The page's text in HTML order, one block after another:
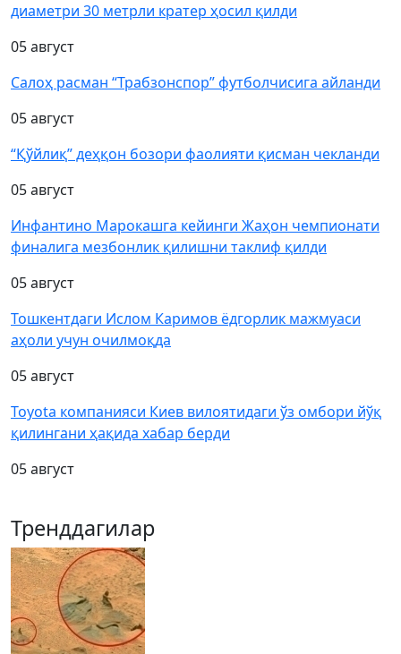
диаметри 30 метрли кратер ҳосил қилди
05 август
Салоҳ расман “Трабзонспор” футболчисига айланди
05 август
“Қўйлиқ” деҳқон бозори фаолияти қисман чекланди
05 август
Инфантино Марокашга кейинги Жаҳон чемпионати
финалига мезбонлик қилишни таклиф қилди
05 август
Тошкентдаги Ислом Каримов ёдгорлик мажмуаси
аҳоли учун очилмоқда
05 август
Toyota компанияси Киев вилоятидаги ўз омбори йўқ
қилингани ҳақида хабар берди
05 август
Тренддагилар